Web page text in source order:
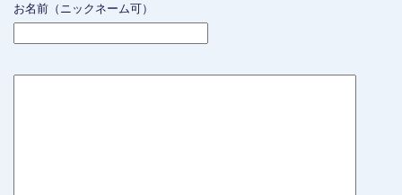
お名前（ニックネーム可）